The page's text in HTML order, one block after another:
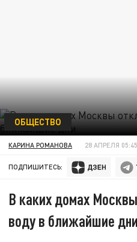
ОБЩЕСТВО
КАРИНА РОМАНОВА 28 АПРЕЛЯ 05:45
ПОДПИШИТЕСЬ:
В каких домах
воду в ближайшие дни